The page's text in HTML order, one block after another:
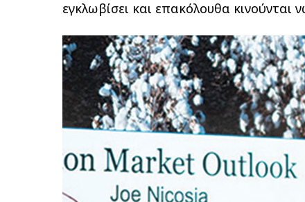
εγκλωβίσει και επακόλουθα κινούνται